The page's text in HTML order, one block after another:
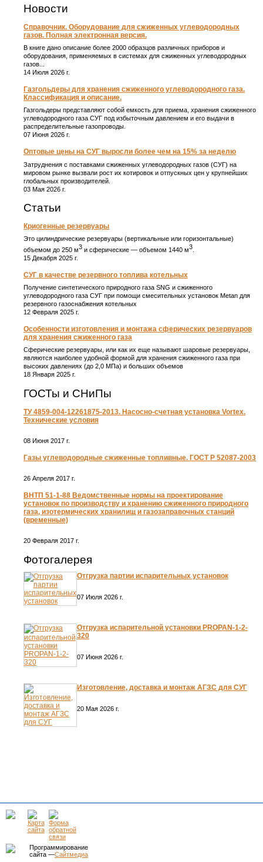
Новости
Справочник. Оборудование для сжиженных углеводородных
газов. Полная электронная версия.
В книге дано описание более 2000 образцов различных приборов и
оборудования, применяемых в системах для сжиженных углеводородных
газов...
14 Июля 2026 г.
Газгольдеры для хранения сжиженного углеводородного газа.
Классификация и описание.
Газгольдеры представляют собой емкость для приема, хранения сжиженного
углеводородного газа СУГ под избыточным давлением и его выдачи в
распределительные газопроводы.
07 Июня 2026 г.
Оптовые цены на СУГ выросли более чем на 15% за неделю
Затруднения с поставками сжиженных углеводородных газов (СУГ) на
мировом рынке вызвали рост их котировок и отпускных цен у крупнейших
глобальных производителей.
03 Мая 2026 г.
Статьи
Криогенные резервуары
Это цилиндрические резервуары (вертикальные или горизонтальные)
объемом до 250 м3 и сферические ― объемом 1440 м3
15 Декабря 2025 г.
СУГ в качестве резервного топлива котельных
Получение синтетического природного газа SNG и сжиженного
углеводородного газа СУГ при помощи смесительных установок Metan для
резервного газоснабжения котельных
12 Февраля 2025 г.
Особенности изготовления и монтажа сферических резервуаров
для хранения сжиженного газа
Сферические резервуары, или как их еще называют шаровые резервуары,
являются наиболее удобной формой для хранения сжиженного газа при
высоких давлениях (до 2,0 МПа) и больших объемов
18 Января 2025 г.
ГОСТы и СНиПы
ТУ 4859-004-12261875-2013. Насосно-счетная установка Vortex.
Технические условия
08 Июня 2017 г.
Газы углеводородные сжиженные топливные. ГОСТ Р 52087-2003
26 Апреля 2017 г.
ВНТП 51-1-88 Ведомственные нормы на проектирование
установок по производству и хранению сжиженного природного
газа, изотермических хранилищ и газозаправочных станций
(временные)
20 Февраля 2017 г.
Фотогалерея
Отгрузка партии испарительных установок
07 Июля 2026 г.
Отгрузка испарительной установки PROPAN-1-2-
320
07 Июня 2026 г.
Изготовление, доставка и монтаж АГЗС для СУГ
20 Мая 2026 г.
Программирование
сайта —Сайтмедиа